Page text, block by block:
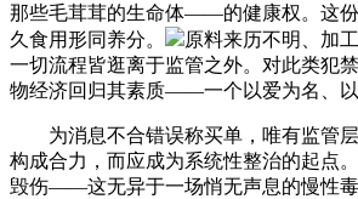
那些毛茸茸的生命体——的健康权。这
久食用形同养分。
原料来历不明、加
一切流程皆逛离于监管之外。对此类犯
物经济回归其素质——一个以爱为名、以
为消息不合错误称买单，唯有监管层
构成合力，而应成为系统性整治的起点
毁伤——这无异于一场悄无声息的慢性